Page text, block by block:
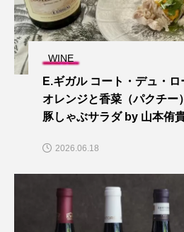
WINE
E.ギガル コート・デュ・
オレンジと香菜（パクチー
豚しゃぶサラダ by 山本侑
2026.06.18